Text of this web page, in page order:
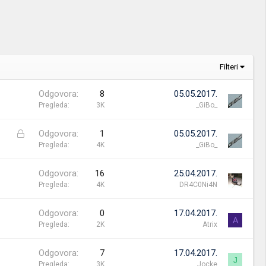
Filteri
Odgovora 8
Pregleda 3K
05.05.2017.
_GiBo_
Z
Odgovora 1
Pregleda 4K
05.05.2017.
_GiBo_
Odgovora 16
Pregleda 4K
25.04.2017.
DR4C0Ni4N
Odgovora 0
Pregleda 2K
17.04.2017.
Atrix A
Odgovora 7
Pregleda 3K
17.04.2017.
Jocke J